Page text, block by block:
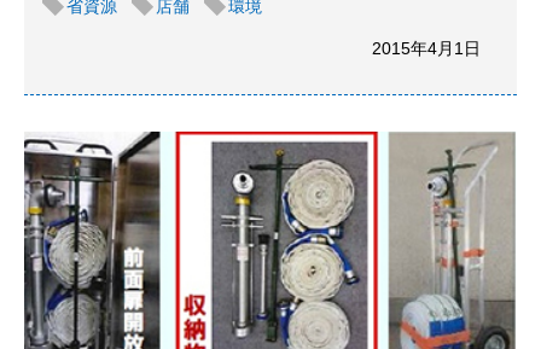
省資源 店舗 環境
2015年4月1日